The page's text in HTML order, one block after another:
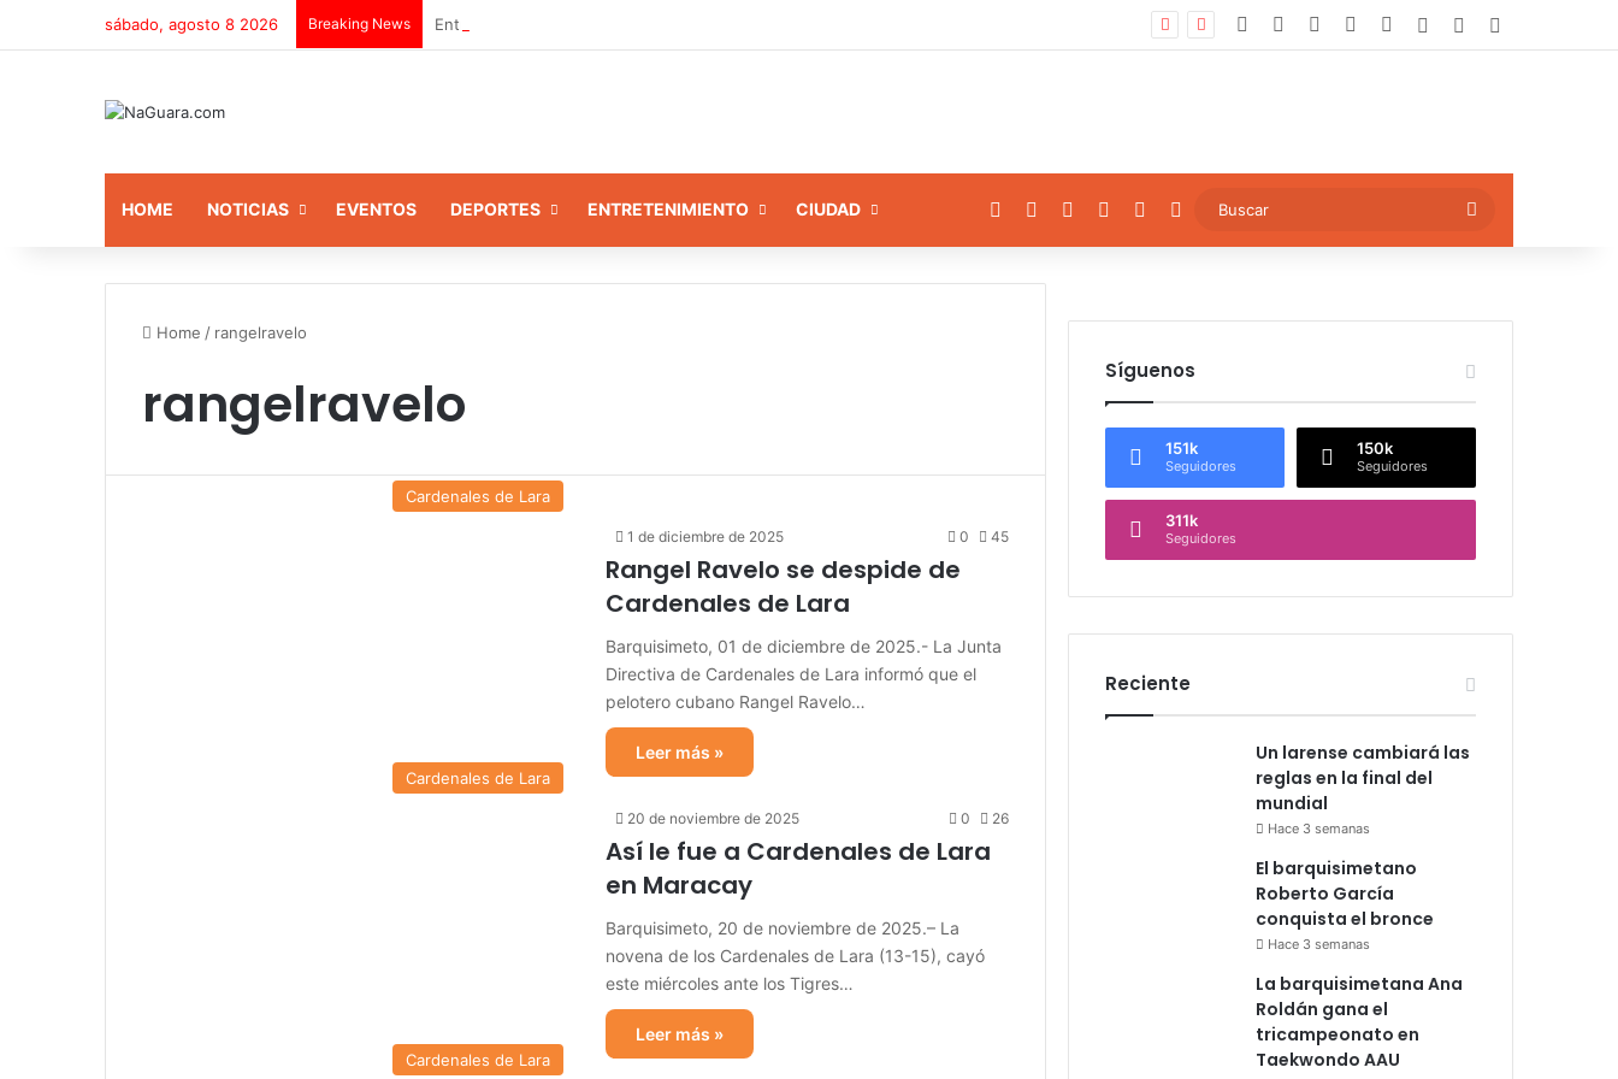
sábado, agosto 8 2026 Breaking News Entrega equipamiento a 8 instituciones educativas en Tamaca Facebook YouTubeInstagram
TikTokLog InArtículo
HOME NOTICIAS EVENTOS DEPORTES ENTRETENIMIENTO CIUDAD Facebook YouTubeInstagram
TikTokArtículo aleatorio
Home / rangelravelo
rangelravelo
Cardenales de Lara
1 de diciembre de 2025 0 45
Rangel Ravelo se despide de
Cardenales de Lara
Barquisimeto, 01 de diciembre de 2025.- La Junta
Directiva de Cardenales de Lara informó que el
pelotero cubano Rangel Ravelo…
Leer más »
Cardenales de Lara
20 de noviembre de 2025 0 26
Así le fue a Cardenales de Lara
en Maracay
Barquisimeto, 20 de noviembre de 2025.– La
novena de los Cardenales de Lara (13-15), cayó
este miércoles ante los Tigres…
Leer más »
Cardenales de Lara
Síguenos
151k
Seguidores
150k
Seguidores
311k
Seguidores
Reciente
Un larense cambiará las
reglas en la final del
mundial
Hace 3 semanas
El barquisimetano
Roberto García
conquista el bronce
Hace 3 semanas
La barquisimetana Ana
Roldán gana el
tricampeonato en
Taekwondo AAU